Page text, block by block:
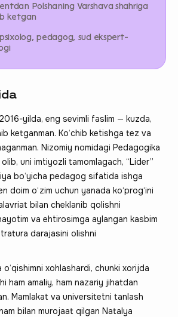
Polshaning Varshava shahriga
ketgan
pedagog, sud ekspert-
yilda, eng sevimli faslim — kuzda,
ketganman. Ko‘chib ketishga tez va
Nizomiy nomidagi Pedagogika
uni imtiyozli tamomlagach, “Lider”
bo‘yicha pedagog sifatida ishga
doim o‘zim uchun yanada ko‘prog‘ini
bilan cheklanib qolishni
va ehtirosimga aylangan kasbim
darajasini olishni
xohlashardi, chunki xorijda
ham amaliy, ham nazariy jihatdan
Mamlakat va universitetni tanlash
bilan murojaat qilgan Natalya